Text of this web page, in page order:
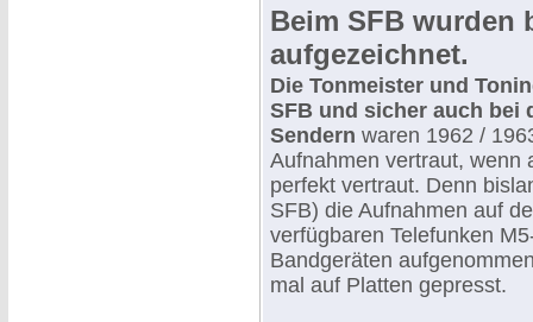
Beim SFB wurden
aufgezeichnet.
Die Tonmeister und
SFB und sicher auch bei
Sendern waren 1962 /
Aufnahmen vertraut, wenn
perfekt vertraut. Denn
SFB) die Aufnahmen auf
verfügbaren Telefunken
Bandgeräten
mal auf Platten gepresst.